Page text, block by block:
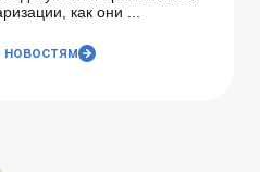
как они ...
новостям